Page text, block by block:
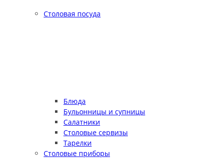
Столовая посуда
Блюда
Бульонницы и супницы
Салатники
Столовые сервизы
Тарелки
Столовые приборы